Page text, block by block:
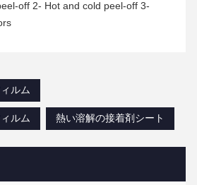
off 2- Hot and cold peel-off 3-
ルム
ルム 熱い溶解の接着剤シート